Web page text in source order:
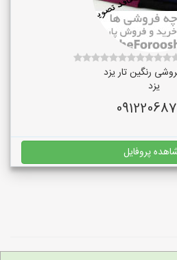
رنگین تار یزد
یزد
پروفایل